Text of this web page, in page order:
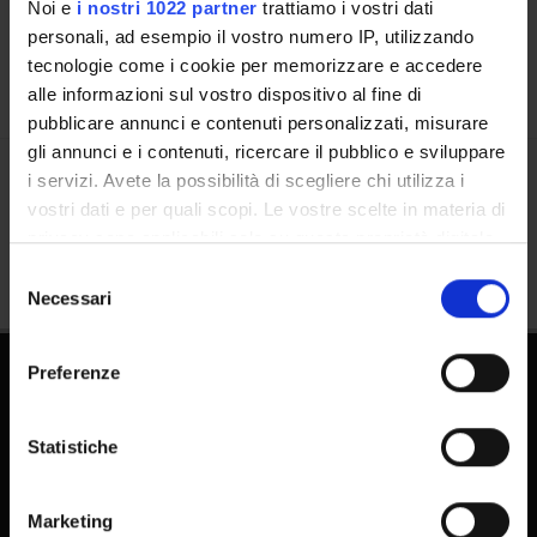
Noi e i nostri 1022 partner trattiamo i vostri dati
personali, ad esempio il vostro numero IP, utilizzando
tecnologie come i cookie per memorizzare e accedere
alle informazioni sul vostro dispositivo al fine di
pubblicare annunci e contenuti personalizzati, misurare
gli annunci e i contenuti, ricercare il pubblico e sviluppare
i servizi. Avete la possibilità di scegliere chi utilizza i
vostri dati e per quali scopi. Le vostre scelte in materia di
privacy sono applicabili solo su questa proprietà digitale
modificare o revocare il proprio consenso in qualsiasi
momento dalla Dichiarazione sui cookie o facendo clic
raccogliere informazioni sulla tua posizione
geografica, con un'approssimazione di qualche
Identificare il tuo dispositivo, scansionandolo
del
consenso
Necessari
Preferenze
Statistiche
Marketing
Share
FAQ - Frequently Asked Questions DSE